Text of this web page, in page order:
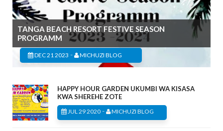
TANGA BEACH RESORT FESTIVE SEASON
PROGRAMM
DEC 21 2023 - MICHUZI BLOG
HAPPY HOUR GARDEN UKUMBI WA KISASA
KWA SHEREHE ZOTE
JUL 29 2020 - MICHUZI BLOG